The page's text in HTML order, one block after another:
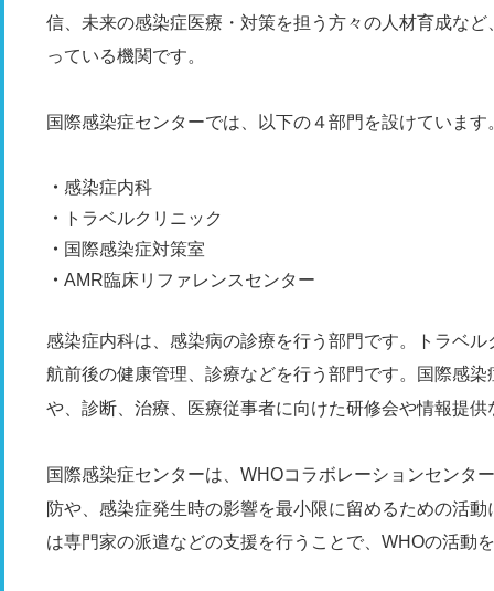
信、未来の感染症医療・対策を担う方々の人材育成な
っている機関です。
国際感染症センターでは、以下の４部門を設けています
感染症内科
トラベルクリニック
国際感染症対策室
AMR臨床リファレンスセンター
感染症内科は、感染病の診療を行う部門です。トラベ
航前後の健康管理、診療などを行う部門です。国際感
や、診断、治療、医療従事者に向けた研修会や情報提
国際感染症センターは、WHOコラボレーションセンター
防や、感染症発生時の影響を最小限に留めるための活
は専門家の派遣などの支援を行うことで、WHOの活動